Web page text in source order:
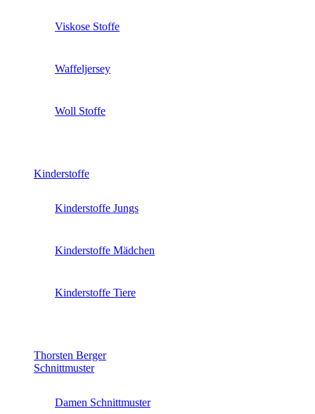
Viskose Stoffe
Waffeljersey
Woll Stoffe
Kinderstoffe
Kinderstoffe Jungs
Kinderstoffe Mädchen
Kinderstoffe Tiere
Thorsten Berger
Schnittmuster
Damen Schnittmuster